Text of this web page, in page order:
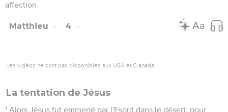
affection.
Matthieu 4
Les vidéos ne sont pas disponibles aux USA et C anada.
La tentation de Jésus
1 Alors Jésus fut emmené par l'Esprit dans le désert, pour